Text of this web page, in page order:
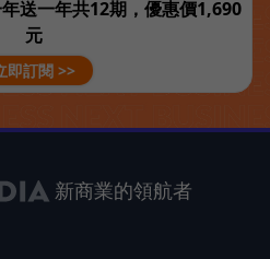
送一年共12期，優惠價1,690
元
即訂閱 >>
新商業的領航者